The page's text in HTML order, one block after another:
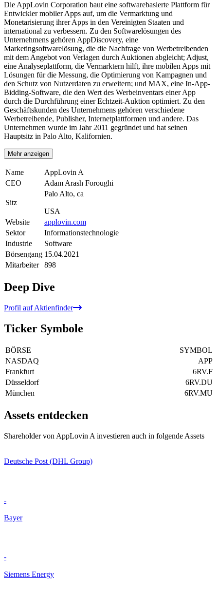
Die AppLovin Corporation baut eine softwarebasierte Plattform für
Entwickler mobiler Apps auf, um die Vermarktung und
Monetarisierung ihrer Apps in den Vereinigten Staaten und
international zu verbessern. Zu den Softwarelösungen des
Unternehmens gehören AppDiscovery, eine
Marketingsoftwarelösung, die die Nachfrage von Werbetreibenden
mit dem Angebot von Verlagen durch Auktionen abgleicht; Adjust,
eine Analyseplattform, die Vermarktern hilft, ihre mobilen Apps mit
Lösungen für die Messung, die Optimierung von Kampagnen und
den Schutz von Nutzerdaten zu erweitern; und MAX, eine In-App-
Bidding-Software, die den Wert des Werbeinventars einer App
durch die Durchführung einer Echtzeit-Auktion optimiert. Zu den
Geschäftskunden des Unternehmens gehören verschiedene
Werbetreibende, Publisher, Internetplattformen und andere. Das
Unternehmen wurde im Jahr 2011 gegründet und hat seinen
Hauptsitz in Palo Alto, Kalifornien.
Mehr anzeigen
Name
AppLovin A
CEO
Adam Arash Foroughi
Sitz
Palo Alto, ca
USA
Website
applovin.com
Sektor
Informationstechnologie
Industrie
Software
Börsengang 15.04.2021
Mitarbeiter
898
Deep Dive
Profil auf Aktienfinder
Ticker Symbole
BÖRSE
SYMBOL
NASDAQ
APP
Frankfurt
6RV.F
Düsseldorf
6RV.DU
München
6RV.MU
Assets entdecken
Shareholder von AppLovin A investieren auch in folgende Assets
Deutsche Post (DHL Group)
-
Bayer
-
Siemens Energy